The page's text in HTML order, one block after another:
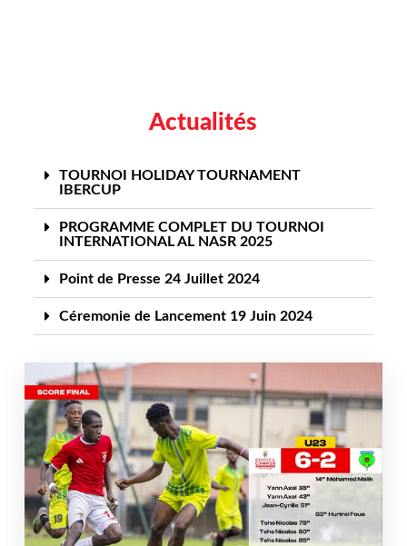
Actualités
TOURNOI HOLIDAY TOURNAMENT
IBERCUP
PROGRAMME COMPLET DU TOURNOI
INTERNATIONAL AL NASR 2025
Point de Presse 24 Juillet 2024
Céremonie de Lancement 19 Juin 2024